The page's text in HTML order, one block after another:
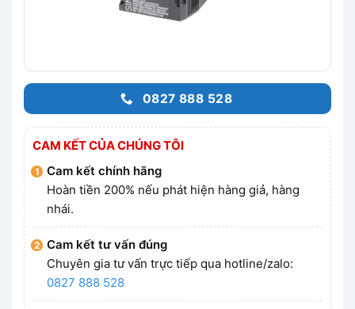
0827 888 528
CAM KẾT CỦA CHÚNG TÔI
Cam kết chính hãng
Hoàn tiền 200% nếu phát hiện hàng giả, hàng
nhái.
Cam kết tư vấn đúng
Chuyên gia tư vấn trực tiếp qua hotline/zalo:
0827 888 528